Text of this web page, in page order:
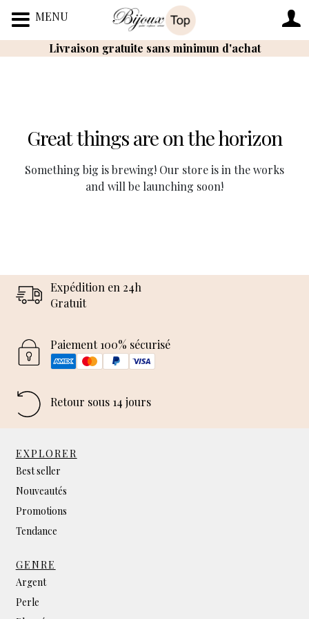
Livraison gratuite sans minimun d'achat
Great things are on the horizon
Something big is brewing! Our store is in the works
and will be launching soon!
Expédition en 24h
Gratuit
Paiement 100% sécurisé
Retour sous 14 jours
EXPLORER
Best seller
Nouveautés
Promotions
Tendance
GENRE
Argent
Perle
MENU